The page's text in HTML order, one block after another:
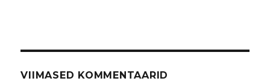
VIIMASED KOMMENTAARID